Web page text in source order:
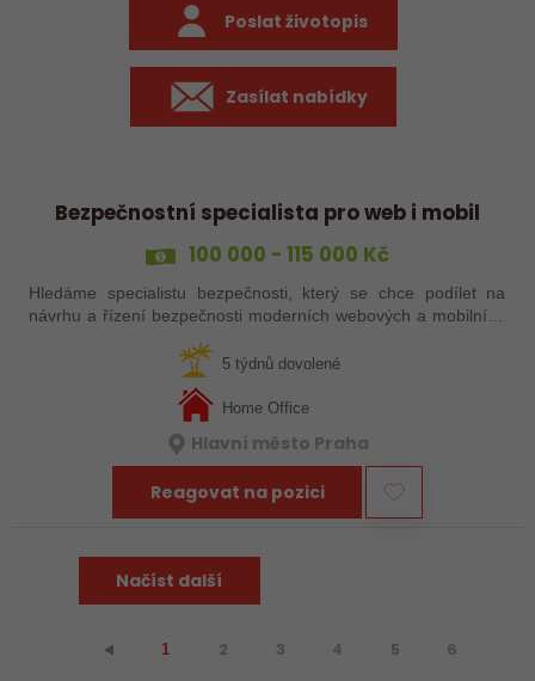
Poslat životopis
Zasílat nabídky
Bezpečnostní specialista pro web i mobil
100 000 - 115 000 Kč
Hledáme specialistu bezpečnosti, který se chce podílet na
návrhu a řízení bezpečnosti moderních webových a mobilních
5 týdnů dovolené
Home Office
Hlavní město Praha
Reagovat na pozici
Načíst další
⯇ 1 2 3 4 5 6